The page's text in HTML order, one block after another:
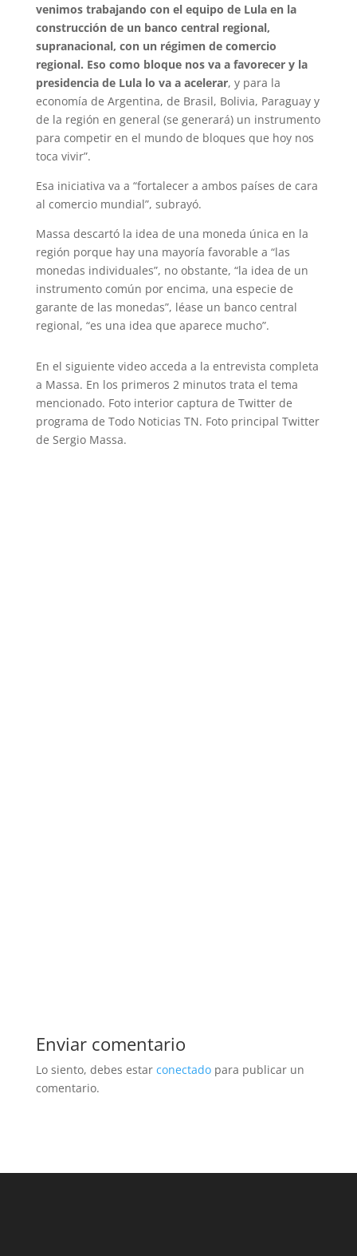
venimos trabajando con el equipo de Lula en la
construcción de un banco central regional,
supranacional, con un régimen de comercio
regional. Eso como bloque nos va a favorecer y la
presidencia de Lula lo va a acelerar, y para la
economía de Argentina, de Brasil, Bolivia, Paraguay y
de la región en general (se generará) un instrumento
para competir en el mundo de bloques que hoy nos
toca vivir”.
Esa iniciativa va a “fortalecer a ambos países de cara
al comercio mundial”, subrayó.
Massa descartó la idea de una moneda única en la
región porque hay una mayoría favorable a “las
monedas individuales”, no obstante, “la idea de un
instrumento común por encima, una especie de
garante de las monedas”, léase un banco central
regional, “es una idea que aparece mucho”.
En el siguiente video acceda a la entrevista completa
a Massa. En los primeros 2 minutos trata el tema
mencionado. Foto interior captura de Twitter de
programa de Todo Noticias TN. Foto principal Twitter
de Sergio Massa.
Enviar comentario
Lo siento, debes estar conectadopara publicar un
comentario.